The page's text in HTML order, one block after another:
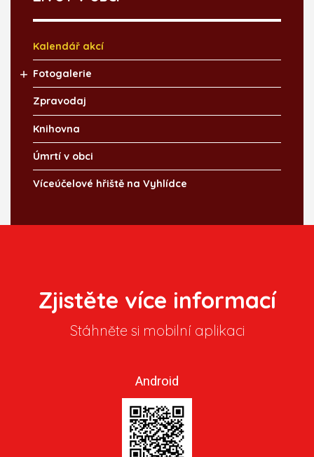
Kalendář akcí
Fotogalerie
Zpravodaj
Knihovna
Úmrtí v obci
Víceúčelové hřiště na Vyhlídce
Zjistěte více informací
Stáhněte si mobilní aplikaci
Android